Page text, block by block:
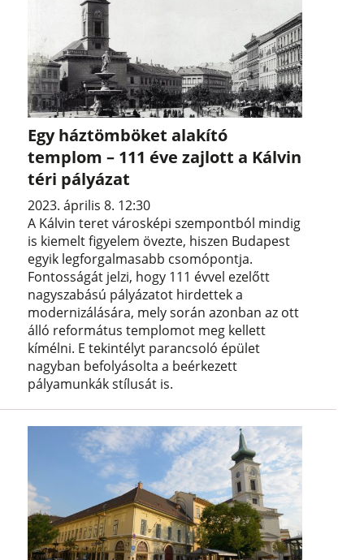
Egy háztömböket alakító
templom – 111 éve zajlott a Kálvin
téri pályázat
2023. április 8. 12:30
A Kálvin teret városképi szempontból mindig
is kiemelt figyelem övezte, hiszen Budapest
egyik legforgalmasabb csomópontja.
Fontosságát jelzi, hogy 111 évvel ezelőtt
nagyszabású pályázatot hirdettek a
modernizálására, mely során azonban az ott
álló református templomot meg kellett
kímélni. E tekintélyt parancsoló épület
nagyban befolyásolta a beérkezett
pályamunkák stílusát is.